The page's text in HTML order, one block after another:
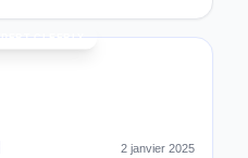
2 janvier 2025